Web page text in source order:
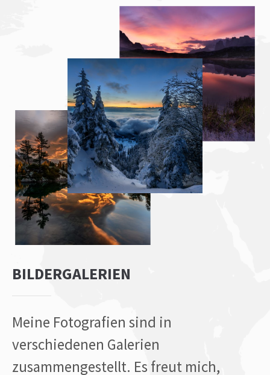
BILDERGALERIEN
Meine Fotografien sind in
verschiedenen Galerien
zusammengestellt. Es freut mich,